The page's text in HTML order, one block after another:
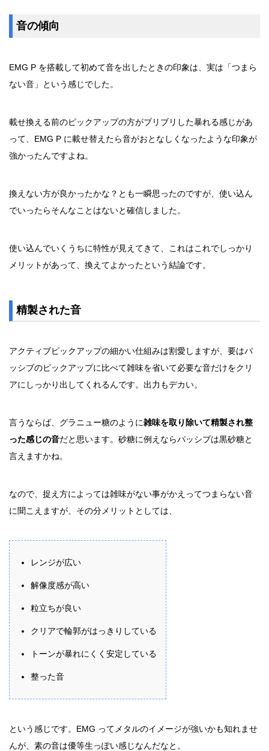
音の傾向
EMG P を搭載して初めて音を出したときの印象は、実は「つまら
ない音」という感じでした。
載せ換える前のピックアップの方がブリブリした暴れる感じがあ
って、EMG P に載せ替えたら音がおとなしくなったような印象が
強かったんですよね。
換えない方が良かったかな？とも一瞬思ったのですが、使い込ん
でいったらそんなことはないと確信しました。
使い込んでいくうちに特性が見えてきて、これはこれでしっかり
メリットがあって、換えてよかったという結論です。
精製された音
アクティブピックアップの細かい仕組みは割愛しますが、要はパ
ッシブのピックアップに比べて雑味を省いて必要な音だけをクリ
アにしっかり出してくれるんです。出力もデカい。
言うならば、グラニュー糖のように雑味を取り除いて精製され整
った感じの音だと思います。砂糖に例えならパッシブは黒砂糖と
言えますかね。
なので、捉え方によっては雑味がない事がかえってつまらない音
に聞こえますが、その分メリットとしては、
レンジが広い
解像度感が高い
粒立ちが良い
クリアで輪郭がはっきりしている
トーンが暴れにくく安定している
整った音
という感じです。EMG ってメタルのイメージが強いかも知れませ
んが、素の音は優等生っぽい感じなんだなと。